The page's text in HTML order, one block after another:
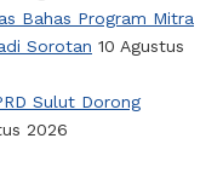
Bahas Program Mitra
Sorotan 10 Agustus
Sulut Dorong
2026